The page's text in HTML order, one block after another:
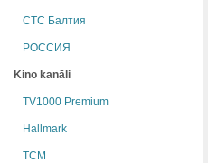
СТС Балтия
РОССИЯ
Kino kanāli
TV1000 Premium
Hallmark
TCM